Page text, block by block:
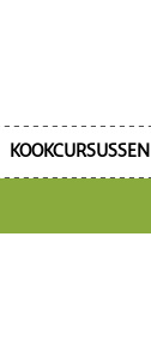
KOOKCURSUSSEN